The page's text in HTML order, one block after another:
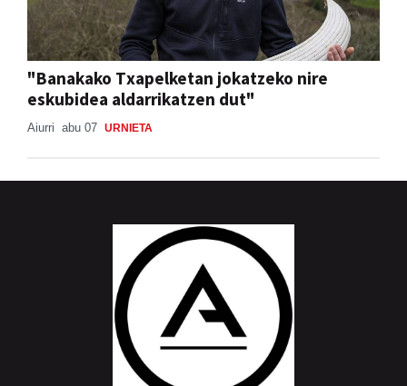
"Banakako Txapelketan jokatzeko nire
eskubidea aldarrikatzen dut"
Aiurri abu 07 URNIETA